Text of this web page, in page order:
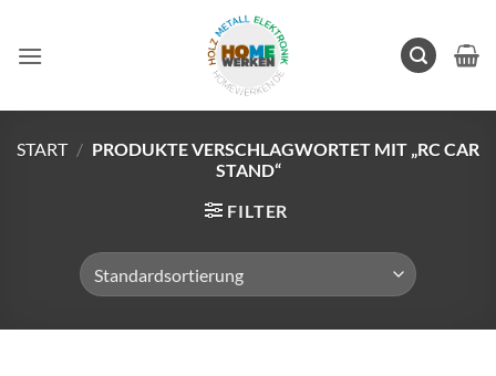
springen
START / PRODUKTE VERSCHLAGWORTET MIT „RC CAR
STAND“
FILTER